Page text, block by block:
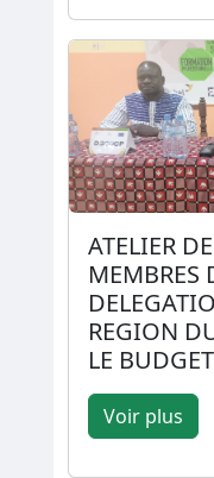
ATELIER
MEMBRES
REGION
LE
Voir plus